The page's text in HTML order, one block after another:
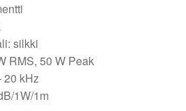
silkki
RMS, 50 W Peak
20 kHz
1W/1m